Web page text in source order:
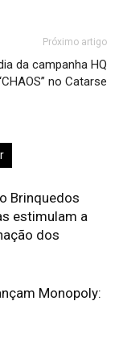
Próximo artigo
da campanha HQ
no Catarse
Brinquedos
estimulam a
dos
Monopoly: